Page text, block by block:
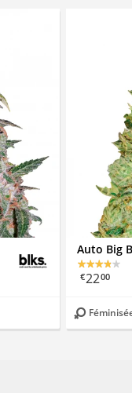
Auto Big
€2200